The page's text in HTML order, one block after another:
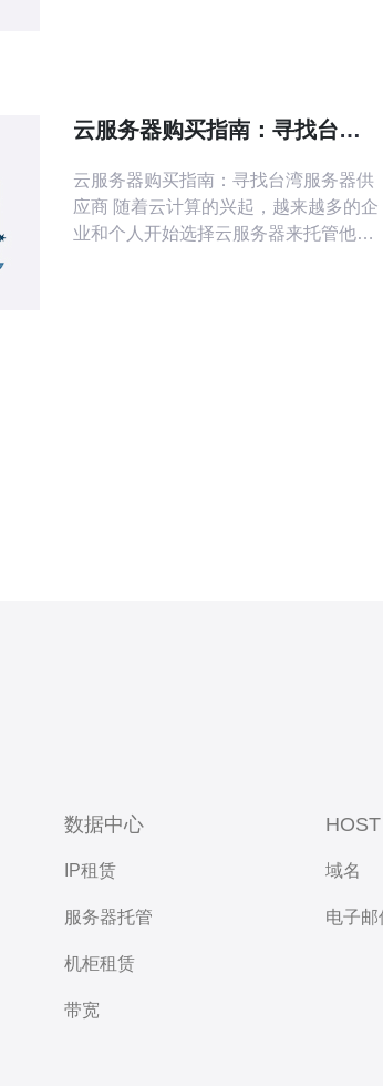
需要明确您的具体需求。以下
云服务器购买指南：寻找台湾
云服务器购买指南：寻找台湾服务器供
应商 随着云计算的兴起，越来越多的企
业和个人开始选择云服务器来托管他们
数据中心
IP租赁
服务器托管
机柜租赁
带宽
HOST
域名
电子邮